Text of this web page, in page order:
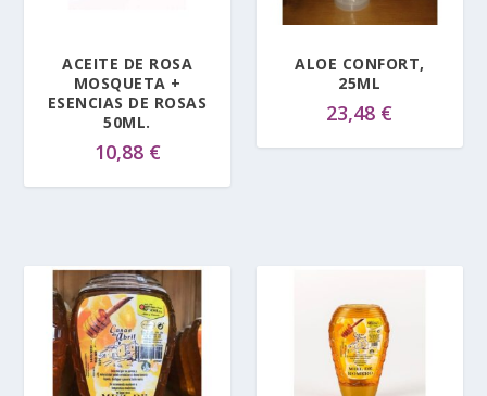
ACEITE DE ROSA
MOSQUETA +
ESENCIAS DE ROSAS
50ML.
10,88 €
ALOE CONFORT,
25ML
23,48 €